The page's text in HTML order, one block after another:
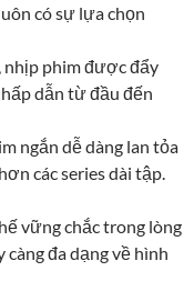
có sự lựa chọn
phim được đẩy
dẫn từ đầu đến
ngắn dễ dàng lan tỏa
các series dài tập.
vững chắc trong lòng
đa dạng về hình